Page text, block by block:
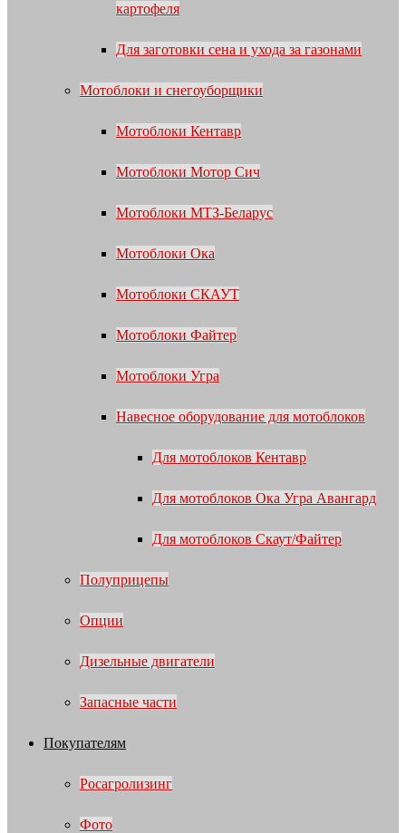
картофеля
Для заготовки сена и ухода за газонами
Мотоблоки и снегоуборщики
Мотоблоки Кентавр
Мотоблоки Мотор Сич
Мотоблоки МТЗ-Беларус
Мотоблоки Ока
Мотоблоки СКАУТ
Мотоблоки Файтер
Мотоблоки Угра
Навесное оборудование для мотоблоков
Для мотоблоков Кентавр
Для мотоблоков Ока Угра Авангард
Для мотоблоков Скаут/Файтер
Полуприцепы
Опции
Дизельные двигатели
Запасные части
Покупателям
Росагролизинг
Фото